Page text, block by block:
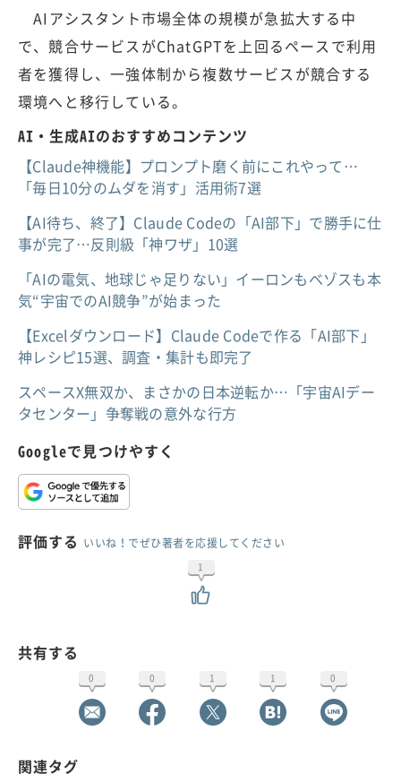
AIアシスタント市場全体の規模が急拡大する中
で、競合サービスがChatGPTを上回るペースで利用
者を獲得し、一強体制から複数サービスが競合する
環境へと移行している。
AI・生成AIのおすすめコンテンツ
【Claude神機能】プロンプト磨く前にこれやって…
「毎日10分のムダを消す」活用術7選
【AI待ち、終了】Claude Codeの「AI部下」で勝手に仕
事が完了…反則級「神ワザ」10選
「AIの電気、地球じゃ足りない」イーロンもベゾスも本
気“宇宙でのAI競争”が始まった
【Excelダウンロード】Claude Codeで作る「AI部下」
神レシピ15選、調査・集計も即完了
スペースX無双か、まさかの日本逆転か…「宇宙AIデー
タセンター」争奪戦の意外な行方
Googleで見つけやすく
評価する いいね！でぜひ著者を応援してください
1
共有する
0 0 1 1 0
関連タグ